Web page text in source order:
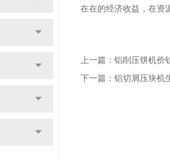
在在的经济收益，在资
上一篇： 铝削压饼机价
下一篇： 铝切屑压块机